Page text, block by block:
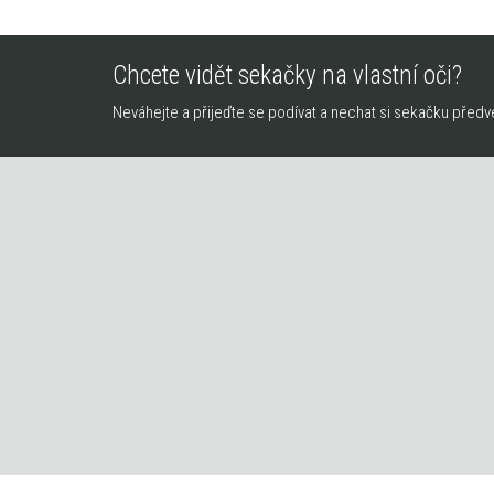
Chcete vidět sekačky na vlastní oči?
Neváhejte a přijeďte se podívat a nechat si sekačku